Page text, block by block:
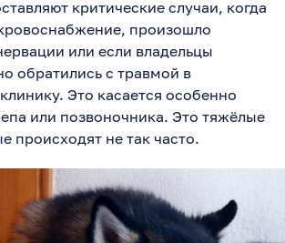
критические случаи, когда
произошло
или если владельцы
обратились с травмой в
Это касается особенно
или позвоночника. Это тяжёлые
происходят не так часто.